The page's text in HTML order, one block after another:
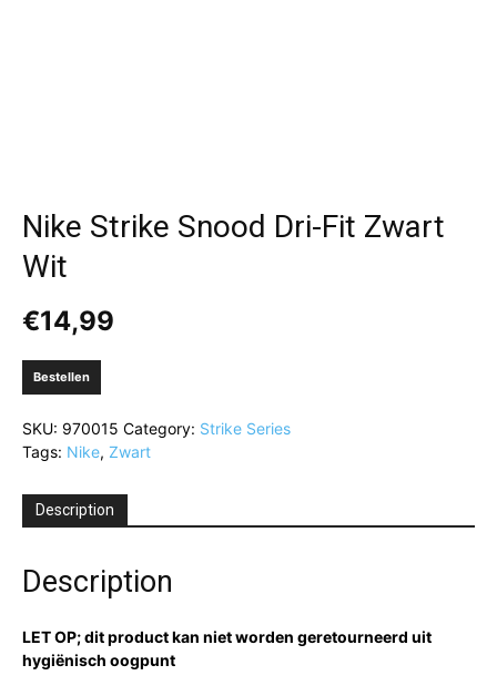
Nike Strike Snood Dri-Fit Zwart
Wit
€14,99
Bestellen
SKU: 970015 Category: Strike Series
Tags: Nike, Zwart
Description
Description
LET OP; dit product kan niet worden geretourneerd uit
hygiënisch oogpunt